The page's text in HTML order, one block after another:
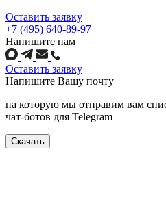
Оставить заявку
+7 (495) 640-89-97
Напишите нам
Оставить заявку
Напишите Вашу почту
на которую мы отправим вам
чат-ботов для Telegram
Скачать